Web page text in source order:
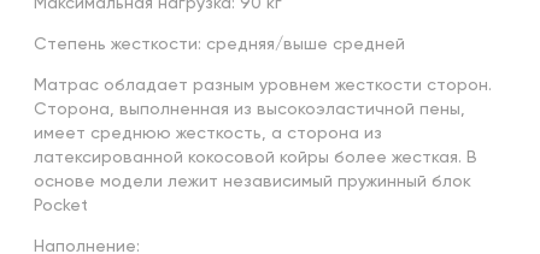
Максимальная нагрузка: 90 кг
Степень жесткости: средняя/выше средней
Матрас обладает разным уровнем жесткости сторон.
Сторона, выполненная из высокоэластичной пены,
имеет среднюю жесткость, а сторона из
латексированной кокосовой койры более жесткая. В
основе модели лежит независимый пружинный блок
Pocket
Наполнение: